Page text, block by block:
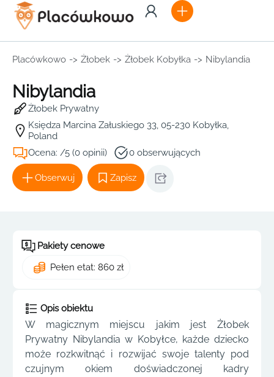
Placówkowo -> Żłobek -> Żłobek Kobyłka -> Nibylandia
Nibylandia
Żłobek Prywatny
Księdza Marcina Załuskiego 33, 05-230 Kobyłka,
Poland
Ocena: /5 (0 opinii)
0 obserwujących
Obserwuj Zapisz
Pakiety cenowe
Pełen etat: 860 zł
Opis obiektu
W magicznym miejscu jakim jest Żłobek
Prywatny Nibylandia w Kobyłce, każde dziecko
może rozkwitnąć i rozwijać swoje talenty pod
czujnym okiem doświadczonej kadry